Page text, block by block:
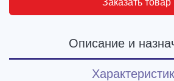
Описание и